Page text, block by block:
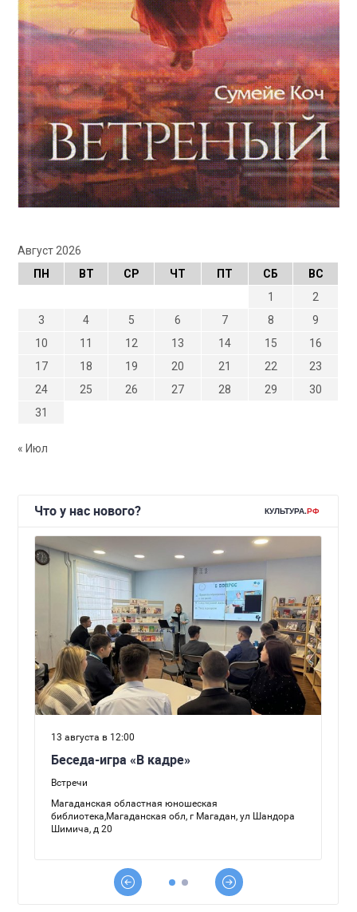
Август 2026
ПН
ВТ СР ЧТ ПТ СБ
ВС
1
2
3
4 5 6 7 8
9
10
11 12 13 14 15
16
17
18 19 20 21 22
23
24
25 26 27 28 29
30
31
« Июл